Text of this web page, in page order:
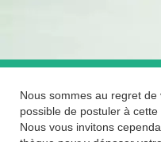
Nous sommes au regret
possible de postuler à cette
Nous vous invitons